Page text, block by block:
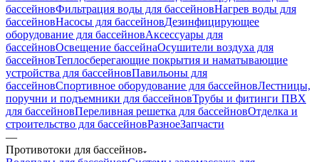
бассейновФильтрация воды для бассейновНагрев воды для
бассейновНасосы для бассейновДезинфицирующее
оборудование для бассейновАксессуары для
бассейновОсвещение бассейнаОсушители воздуха для
бассейновТеплосберегающие покрытия и наматывающие
устройства для бассейновПавильоны для
бассейновСпортивное оборудование для бассейновЛестницы,
поручни и подъемники для бассейновТрубы и фитинги ПВХ
для бассейновПереливная решетка для бассейновОтделка и
строительство для бассейновРазноеЗапчасти
—
Противотоки для бассейнов